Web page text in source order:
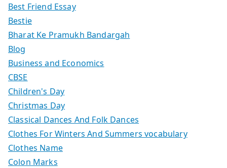
Best Friend Essay
Bestie
Bharat Ke Pramukh Bandargah
Blog
Business and Economics
CBSE
Children's Day
Christmas Day
Classical Dances And Folk Dances
Clothes For Winters And Summers vocabulary
Clothes Name
Colon Marks